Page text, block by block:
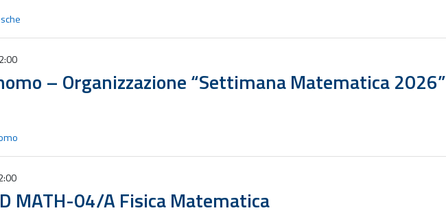
– Organizzazione “Settimana Matematica 2026”
MATH-04/A Fisica Matematica